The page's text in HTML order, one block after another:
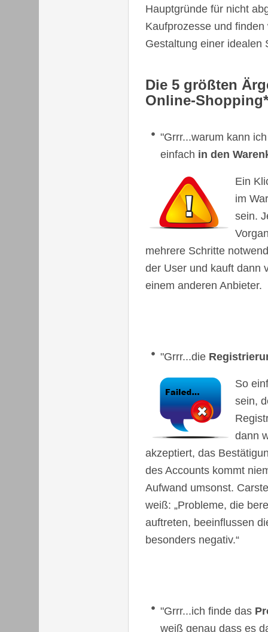
Hauptgründe für nicht
Kaufprozesse und
Gestaltung einer idealen
Die 5 größten
Online-Shopping*
"Grrr...warum kann
einfach in den
Ein
im
sein.
mehrere Schritte
der User und kauft dann
einem anderen Anbieter.
"Grrr...die
So
sein,
dann
akzeptiert, das
des Accounts kommt
Aufwand umsonst.
weiß: „Probleme, die
auftreten, beeinflussen
besonders negativ.“
"Grrr...ich finde das
weiß genau dass es